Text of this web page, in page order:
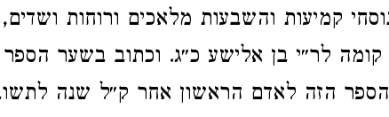
קמיעות והשבעות מלאכים ורוחות
קומה לר״י בן אלישע כ״ג. וכתוב בשער
הזה לאדם הראשון אחר ק״ל שנה